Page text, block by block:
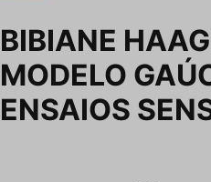
BIBIANE
MODELO
ENSAIOS